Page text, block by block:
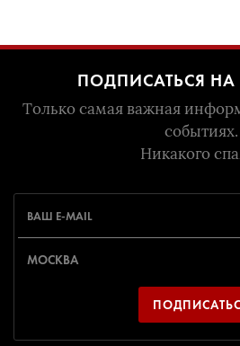
ПОДПИСАТЬСЯ
Только самая важная
событиях.
Никакого